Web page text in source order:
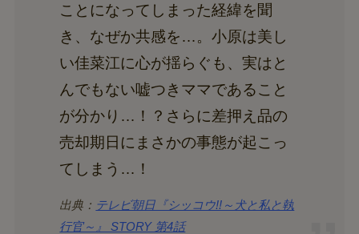
ことになってしまった経緯を聞
き、なぜか共感を…。小原は美し
い佳菜江に心が揺らぐも、実はと
んでもない嘘つきママであること
が分かり…！？さらに差押え品の
売却期日にまさかの事態が起こっ
てしまう…！
出典： テレビ朝日『シッコウ!!～犬と私と執
行官～』 STORY 第4話